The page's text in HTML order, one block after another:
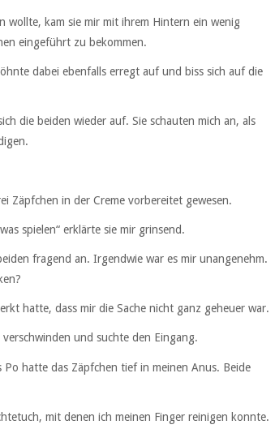
wollte, kam sie mir mit ihrem Hintern ein wenig
eingeführt zu bekommen.
dabei ebenfalls erregt auf und biss sich auf die
die beiden wieder auf. Sie schauten mich an, als
Zäpfchen in der Creme vorbereitet gewesen.
spielen“ erklärte sie mir grinsend.
fragend an. Irgendwie war es mir unangenehm.
hatte, dass mir die Sache nicht ganz geheuer war.
und suchte den Eingang.
hatte das Zäpfchen tief in meinen Anus. Beide
mit denen ich meinen Finger reinigen konnte.